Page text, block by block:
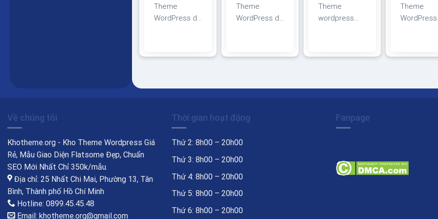
Theme
WordPress du
tablet,
desktop…
Được code
trên nền tảng
WordPress dễ
dàng sử dụng
nhanh nhẹ tối
ưu với các
Theme
WordPress du
tablet,
desktop…
trên nền tảng
WordPress dễ
dàng sử dụng
nhanh nhẹ tối
ưu với các
Theme
wordpress
diện tương
thích với tất cả
duyệt, mobile,
Được code
trên nền tảng
Theme
WordPress
thiết bị,
duyệt,
Về chúng tôi
Khotheme.org - Kho Theme Wordpress Giá
Rẻ, Mẫu Giao Diện Flatsome Đẹp, Chuẩn
SEO Mới Nhất Chỉ 350k/mẫu.
Địa chỉ: 25 Nhất Chi Mai, Phường 13, Tân
Bình, Thành phố Hồ Chí Minh
Hotline: 0899.45.45.48
Email: khotheme.org@gmail.com
Thời gian hoạt động
Thứ 2: 8h00 – 20h00
Thứ 3: 8h00 – 20h00
Thứ 4: 8h00 – 20h00
Thứ 5: 8h00 – 20h00
Thứ 6: 8h00 – 20h00
Fanpage